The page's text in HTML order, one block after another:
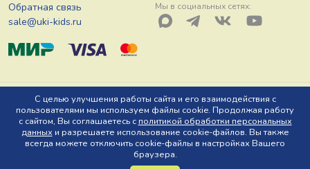
С целью улучшения работы сайта и его взаимодействия с
пользователями мы используем файлы cookie. Продолжая работу
с сайтом, Вы соглашаетесь сполитикой обработки персональных
данных и разрешаете использование cookie-файлов. Вы также
всегда можете отключить cookie-файлы в настройках Вашего
браузера.
Обратная связь
sale@uki-kids.ru
Мы в социальных сетях:
© ООО «Юки-кидс» 2026, Тел: 8 (800) 200-61-60, Адрес: 150044 г.
Ярославль, пр-т Октября, д. 78 Ю